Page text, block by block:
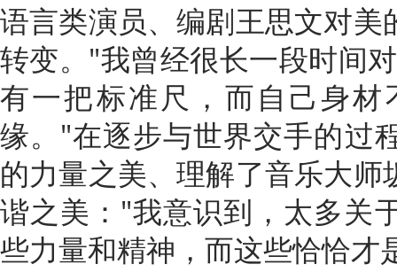
语言类演员、编剧王思文对
转变。"我曾经很长一段时间
有一把标准尺，而自己身
缘。"在逐步与世界交手的过
的力量之美、理解了音乐大
谐之美："我意识到，太多关
些力量和精神，而这些恰恰才